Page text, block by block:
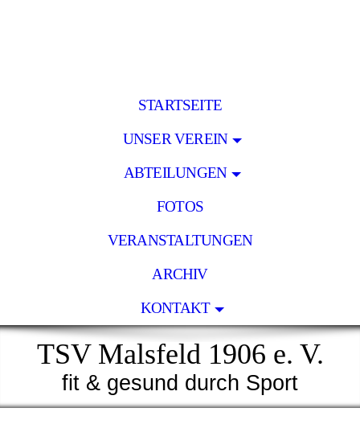
STARTSEITE
UNSER VEREIN
ABTEILUNGEN
FOTOS
VERANSTALTUNGEN
ARCHIV
KONTAKT
TSV Malsfeld 1906 e. V.
fit & gesund durch Sport